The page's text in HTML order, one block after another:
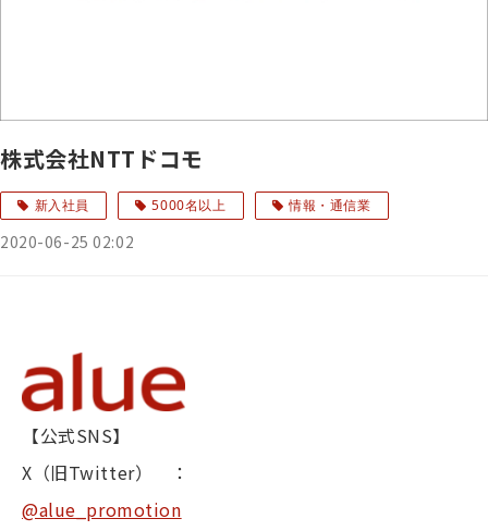
株式会社NTTドコモ
新入社員 5000名以上 情報・通信業
2020-06-25 02:02
【公式SNS】
X（旧Twitter） ：
@alue_promotion